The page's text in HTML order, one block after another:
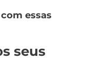
essas
seus